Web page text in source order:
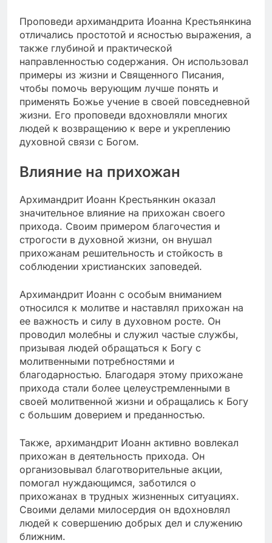
Проповеди архимандрита Иоанна Крестьянкина
отличались простотой и ясностью выражения, а
также глубиной и практической
направленностью содержания. Он использовал
примеры из жизни и Священного Писания,
чтобы помочь верующим лучше понять и
применять Божье учение в своей повседневной
жизни. Его проповеди вдохновляли многих
людей к возвращению к вере и укреплению
духовной связи с Богом.
Влияние на прихожан
Архимандрит Иоанн Крестьянкин оказал
значительное влияние на прихожан своего
прихода. Своим примером благочестия и
строгости в духовной жизни, он внушал
прихожанам решительность и стойкость в
соблюдении христианских заповедей.
Архимандрит Иоанн с особым вниманием
относился к молитве и наставлял прихожан на
ее важность и силу в духовном росте. Он
проводил молебны и служил частые службы,
призывая людей обращаться к Богу с
молитвенными потребностями и
благодарностью. Благодаря этому прихожане
прихода стали более целеустремленными в
своей молитвенной жизни и обращались к Богу
с большим доверием и преданностью.
Также, архимандрит Иоанн активно вовлекал
прихожан в деятельность прихода. Он
организовывал благотворительные акции,
помогал нуждающимся, заботился о
прихожанах в трудных жизненных ситуациях.
Своими делами милосердия он вдохновлял
людей к совершению добрых дел и служению
ближним.